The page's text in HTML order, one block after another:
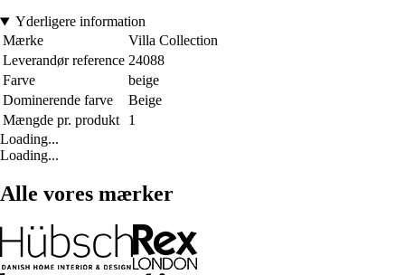
Yderligere information
Mærke
Villa Collection
Leverandør reference 24088
Farve
beige
Dominerende farve
Beige
Mængde pr. produkt
1
Loading...
Loading...
Alle vores mærker